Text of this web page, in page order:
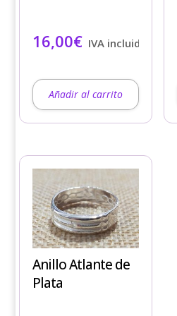
16,00€ IVA incluido
Añadir al carrito
Anillo Atlante de
Plata
producto
tiene
múltiples
variantes.
Las
opciones